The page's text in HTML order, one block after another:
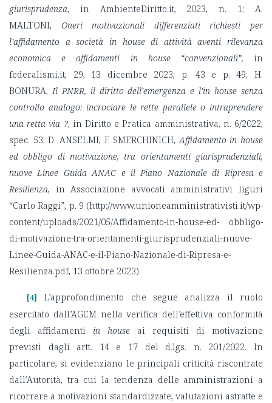
giurisprudenza, in AmbienteDiritto.it, 2023, n. 1; A.
MALTONI, Oneri motivazionali differenziati richiesti per
l’affidamento a società in house di attività aventi rilevanza
economica e affidamenti in house “convenzionali”, in
federalismi.it, 29, 13 dicembre 2023, p. 43 e p. 49; H.
BONURA, Il PNRR, il diritto dell’emergenza e l’in house senza
controllo analogo: incrociare le rette parallele o intraprendere
una retta via ?, in Diritto e Pratica amministrativa, n. 6/2022,
spec. 53; D. ANSELMI, F. SMERCHINICH,Affidamento in house
ed obbligo di motivazione, tra orientamenti giurisprudenziali,
nuove Linee Guida ANAC e il Piano Nazionale di Ripresa e
Resilienza, in Associazione avvocati amministrativi liguri
“Carlo Raggi”, p. 9 (http://www.unioneamministrativisti.it/wp-
content/uploads/2021/05/Affidamento-in-house-ed- obbligo-
di-motivazione-tra-orientamenti-giurisprudenziali-nuove-
Linee-Guida-ANAC-e-il-Piano-Nazionale-di-Ripresa-e-
Resilienza.pdf, 13 ottobre 2023).
[4] L’approfondimento che segue analizza il ruolo
esercitato dall’AGCM nella verifica dell’effettiva conformità
degli affidamenti in house ai requisiti di motivazione
previsti dagli artt. 14 e 17 del d.lgs. n. 201/2022. In
particolare, si evidenziano le principali criticità riscontrate
dall’Autorità, tra cui la tendenza delle amministrazioni a
ricorrere a motivazioni standardizzate, valutazioni astratte e